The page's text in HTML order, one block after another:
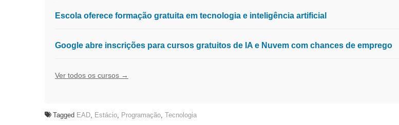
Escola oferece formação gratuita em tecnologia e inteligência artificial
Google abre inscrições para cursos gratuitos de IA e Nuvem com chances de emprego
Ver todos os cursos →
Tagged EAD, Estácio, Programação, Tecnologia